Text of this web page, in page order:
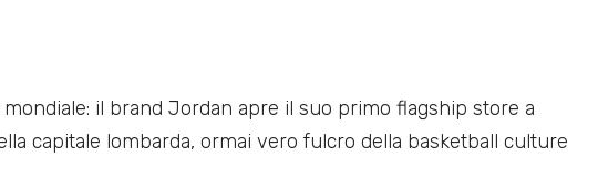
il brand Jordan apre il suo primo flagship store a
capitale lombarda, ormai vero fulcro della basketball culture